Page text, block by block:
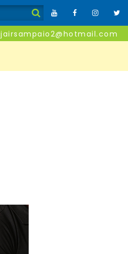
jairsampaio2@hotmail.com